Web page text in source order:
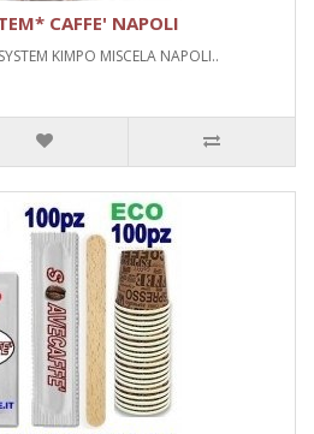
CAFFE' NAPOLI
KIMPO MISCELA NAPOLI..